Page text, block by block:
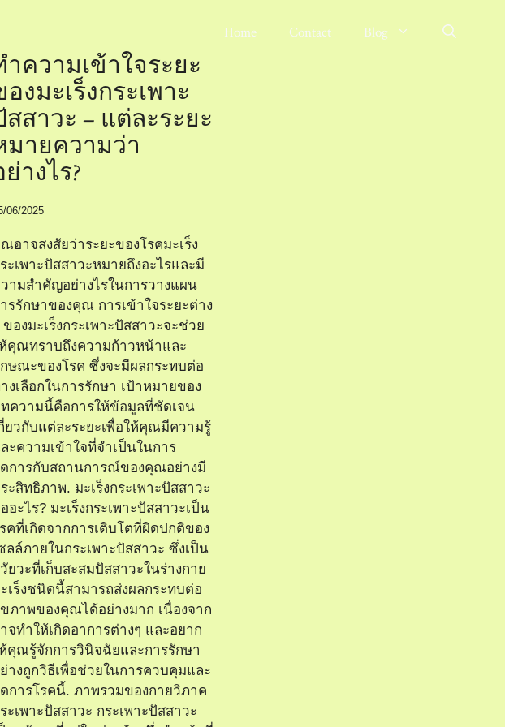
Home Contact Blog
ำความเข้าใจระยะ
งมะเร็งกระเพาะ
สสาวะ – แต่ละระยะ
มายความว่า
ย่างไร?
06/2025
อาจสงสัยว่าระยะของโรคมะเร็ง
ะเพาะปัสสาวะหมายถึงอะไรและมี
ามสำคัญอย่างไรในการวางแผน
รรักษาของคุณ การเข้าใจระยะต่าง
ของมะเร็งกระเพาะปัสสาวะจะช่วย
คุณทราบถึงความก้าวหน้าและ
ษณะของโรค ซึ่งจะมีผลกระทบต่อ
งเลือกในการรักษา เป้าหมายของ
ความนี้คือการให้ข้อมูลที่ชัดเจน
ยวกับแต่ละระยะเพื่อให้คุณมีความรู้
ะความเข้าใจที่จำเป็นในการ
การกับสถานการณ์ของคุณอย่างมี
ะสิทธิภาพ. มะเร็งกระเพาะปัสสาวะ
อะไร? มะเร็งกระเพาะปัสสาวะเป็น
คที่เกิดจากการเติบโตที่ผิดปกติของ
ลล์ภายในกระเพาะปัสสาวะ ซึ่งเป็น
ยวะที่เก็บสะสมปัสสาวะในร่างกาย
เร็งชนิดนี้สามารถส่งผลกระทบต่อ
ภาพของคุณได้อย่างมาก เนื่องจาก
จทำให้เกิดอาการต่างๆ และอยาก
คุณรู้จักการวินิจฉัยและการรักษา
างถูกวิธีเพื่อช่วยในการควบคุมและ
การโรคนี้. ภาพรวมของกายวิภาค
ะเพาะปัสสาวะ กระเพาะปัสสาวะ